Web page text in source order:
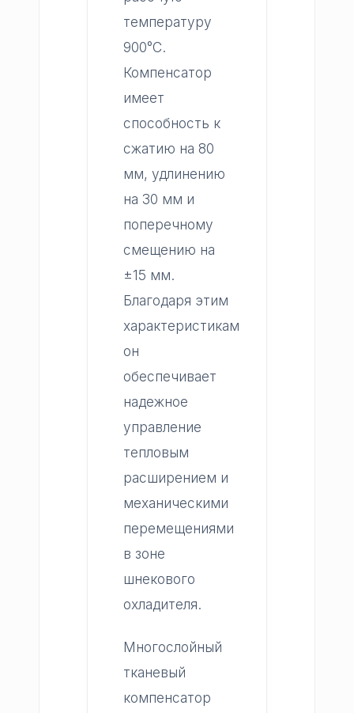
температуру
900°C.
Компенсатор
имеет
способность к
сжатию на 80
мм, удлинению
на 30 мм и
поперечному
смещению на
±15 мм.
Благодаря этим
характеристикам
он
обеспечивает
надежное
управление
тепловым
расширением и
механическими
перемещениями
в зоне
шнекового
охладителя.
Многослойный
тканевый
компенсатор